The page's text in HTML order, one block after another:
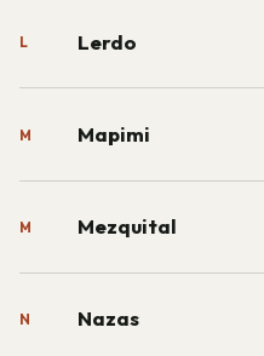
L Lerdo
M Mapimi
M Mezquital
N Nazas